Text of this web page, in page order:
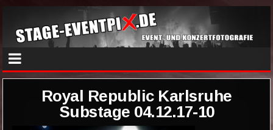
Royal Republic Karlsruhe
Substage 04.12.17-10